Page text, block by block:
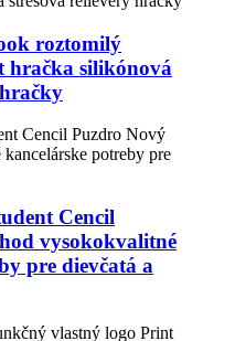
roztomilý
hračka silikónová
Cencil
vysokokvalitné
pre dievčatá a